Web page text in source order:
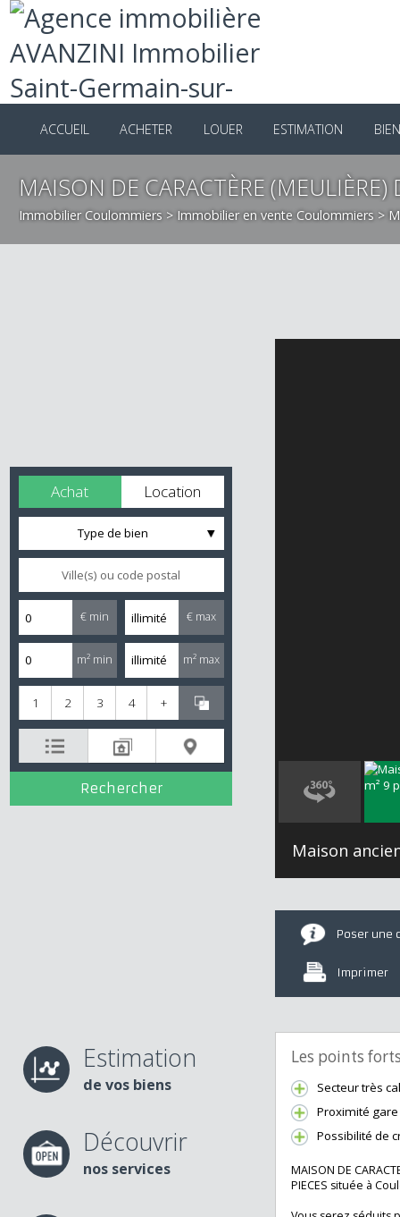
ACCUEIL ACHETER LOUER ESTIMATION
MAISON DE CARACTÈRE
Immobilier Coulommiers >Immobilier en vente Coulommiers
Achat Location
Type de bien
€ min € max
m² min m² max
1 2 3 4 +
de vos biens
Poser
Les points
Secteur
Possibilité